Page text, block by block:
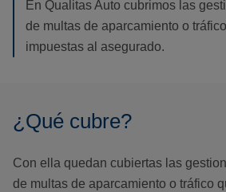
En Qualitas Auto cubrimos las
de multas de aparcamiento o
impuestas al asegurado.
¿Qué cubre?
Con ella quedan cubiertas las
de multas de aparcamiento o tráfico